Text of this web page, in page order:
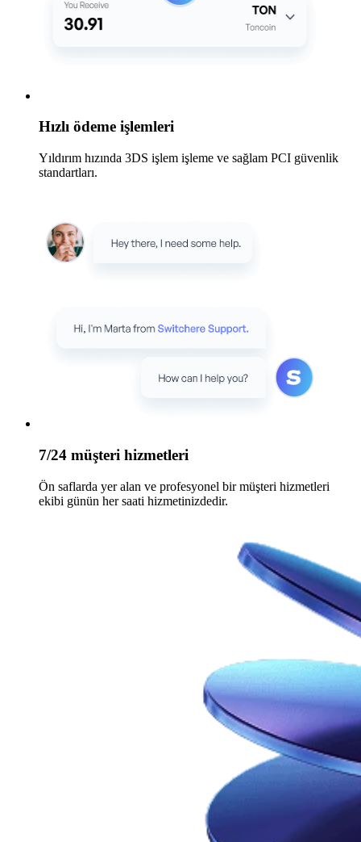
Hızlı ödeme işlemleri
Yıldırım hızında 3DS işlem işleme ve sağlam PCI güvenlik
standartları.
7/24 müşteri hizmetleri
Ön saflarda yer alan ve profesyonel bir müşteri hizmetleri
ekibi günün her saati hizmetinizdedir.